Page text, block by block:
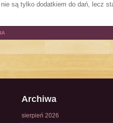
są tylko dodatkiem do dań, lecz
Archiwa
sierpień 2026